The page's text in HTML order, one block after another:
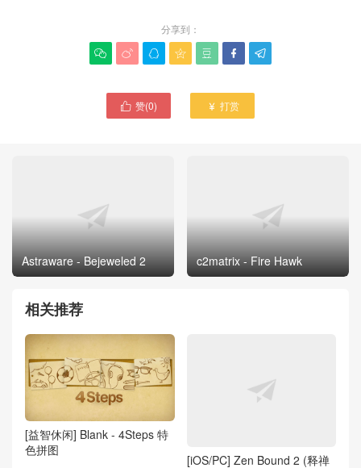
分享到：
      
 赞(0)  打赏
Astraware - Bejeweled 2 c2matrix - Fire Hawk
相关推荐
[益智休闲] Blank - 4Steps 特
色拼图
[iOS/PC] Zen Bound 2 (释禅